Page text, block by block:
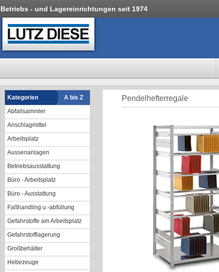
Betriebs - und Lagereinrichtungen seit 1974
Kategorien
A bis Z
Abfallsammler
Anschlagmittel
Arbeitsplatz
Aussenanlagen
Betriebsausstattung
Büro - Arbeitsplatz
Büro - Ausstattung
Faßhandling u.-abfüllung
Gefahrstoffe am Arbeitsplatz
Gefahrstofflagerung
Großbehälter
Hebezeuge
Pendelhefterregale